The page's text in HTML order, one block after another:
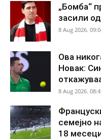
„Бомба“
засили
8 Aug 2026.
Ова
Новак:
8 Aug 2026.
семејно
18